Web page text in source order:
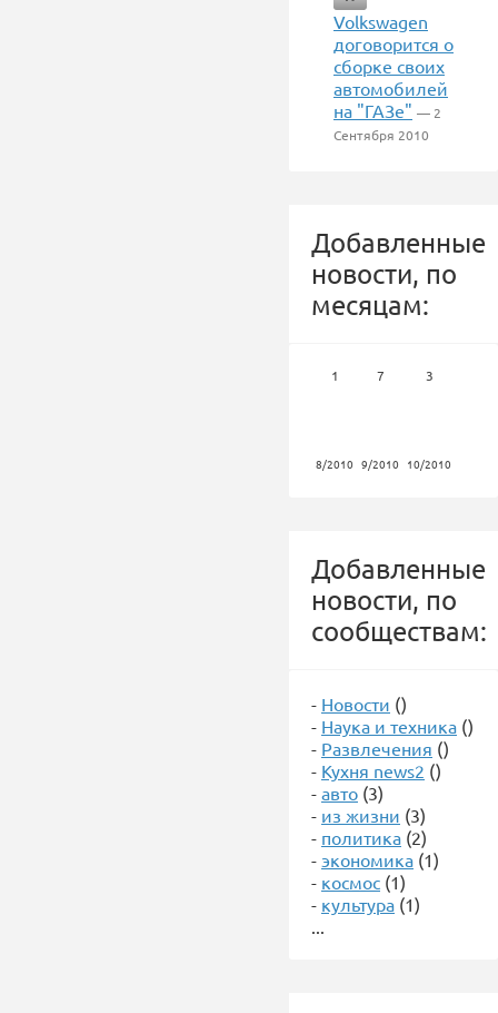
Volkswagen
договорится о
сборке своих
автомобилей
на "ГАЗе" — 2
Сентября 2010
Добавленные
новости, по
месяцам:
1
8/2010
7
9/2010
3
10/2010
Добавленные
новости, по
сообществам:
- Новости ()
- Наука и техника ()
- Развлечения ()
- Кухня news2 ()
- авто (3)
- из жизни (3)
- политика (2)
- экономика (1)
- космос (1)
- культура (1)
...